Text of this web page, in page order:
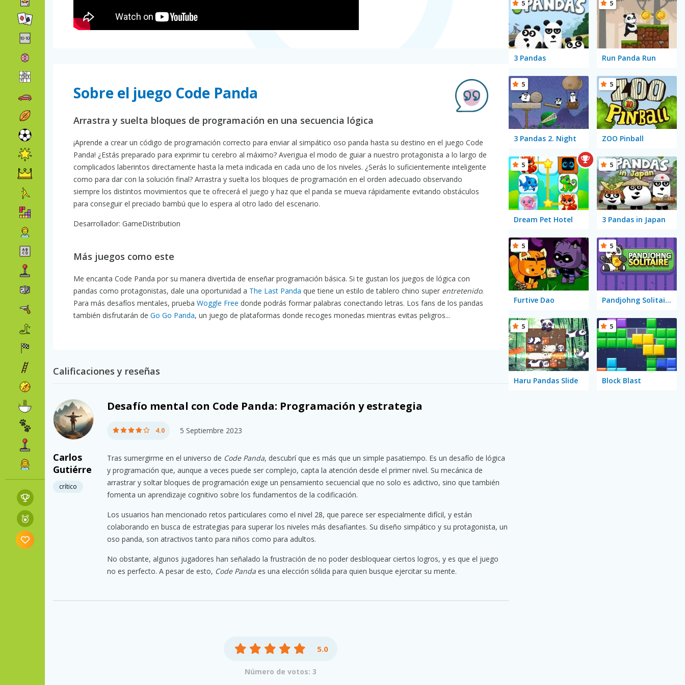
Sobre el juego Code Panda
Arrastra y suelta bloques de programación en una secuencia lógica
¡Aprende a crear un código de programación correcto para enviar al simpático oso panda hasta su destino en el juego Code
Panda! ¿Estás preparado para exprimir tu cerebro al máximo? Averigua el modo de guiar a nuestro protagonista a lo largo de
complicados laberintos directamente hasta la meta indicada en cada uno de los niveles. ¿Serás lo suficientemente inteligente
como para dar con la solución final? Arrastra y suelta los bloques de programación en el orden adecuado observando
siempre los distintos movimientos que te ofrecerá el juego y haz que el panda se mueva rápidamente evitando obstáculos
para conseguir el preciado bambú que lo espera al otro lado del escenario.
Desarrollador: GameDistribution
Más juegos como este
Me encanta Code Panda por su manera divertida de enseñar programación básica. Si te gustan los juegos de lógica con
pandas como protagonistas, dale una oportunidad a The Last Panda que tiene un estilo de tablero chino super entretenido.
Para más desafíos mentales, prueba Woggle Free donde podrás formar palabras conectando letras. Los fans de los pandas
también disfrutarán de Go Go Panda, un juego de plataformas donde recoges monedas mientras evitas peligros...
Calificaciones y reseñas
Carlos
Gutiérre
crítico
Desafío mental con Code Panda: Programación y estrategia
4.0 5 Septiembre 2023
Tras sumergirme en el universo de Code Panda, descubrí que es más que un simple pasatiempo. Es un desafío de lógica
y programación que, aunque a veces puede ser complejo, capta la atención desde el primer nivel. Su mecánica de
arrastrar y soltar bloques de programación exige un pensamiento secuencial que no solo es adictivo, sino que también
fomenta un aprendizaje cognitivo sobre los fundamentos de la codificación.
Los usuarios han mencionado retos particulares como el nivel 28, que parece ser especialmente difícil, y están
colaborando en busca de estrategias para superar los niveles más desafiantes. Su diseño simpático y su protagonista, un
oso panda, son atractivos tanto para niños como para adultos.
No obstante, algunos jugadores han señalado la frustración de no poder desbloquear ciertos logros, y es que el juego
no es perfecto. A pesar de esto, Code Panda es una elección sólida para quien busque ejercitar su mente.
5.0
Número de votos: 3
3 Pandas
5
Run Panda Run
5
3 Pandas 2. Night
5
ZOO Pinball
5
Dream Pet Hotel
5
3 Pandas in Japan
5
Furtive Dao
5
Pandjohng Solitaire
5
Haru Pandas Slide
5
Block Blast
5